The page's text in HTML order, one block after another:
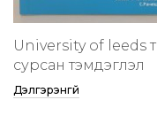
University of leeds т
сурсан тэмдэглэл
Дэлгэрэнгүй